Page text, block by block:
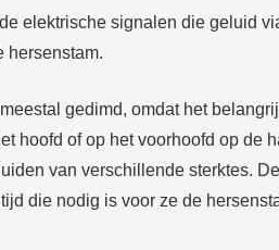
elektrische signalen die geluid
hersenstam.
gedimd, omdat het
hoofd of op het voorhoofd op de
van verschillende sterktes.
die nodig is voor ze de